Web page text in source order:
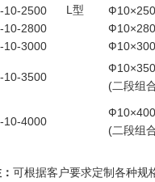
L型
10-2500
10-2800
10-3000
10-3500
(二段组
10-4000
(二段组
可根据客户要求定制各种规